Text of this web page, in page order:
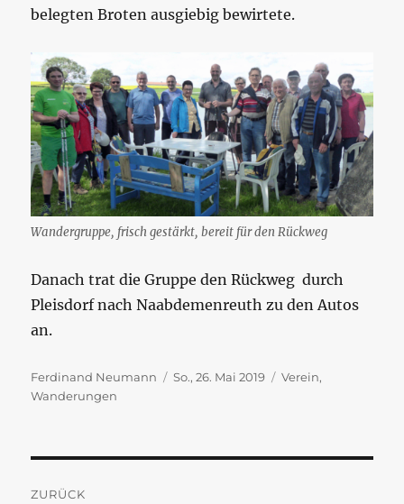
belegten Broten ausgiebig bewirtete.
Wandergruppe, frisch gestärkt, bereit für den Rückweg
Danach trat die Gruppe den Rückweg durch
Pleisdorf nach Naabdemenreuth zu den Autos
an.
Autor
Ferdinand Neumann
Veröffentlicht
So., 26. Mai 2019 Kategorien
Verein,
Wanderungen
ZURÜCK